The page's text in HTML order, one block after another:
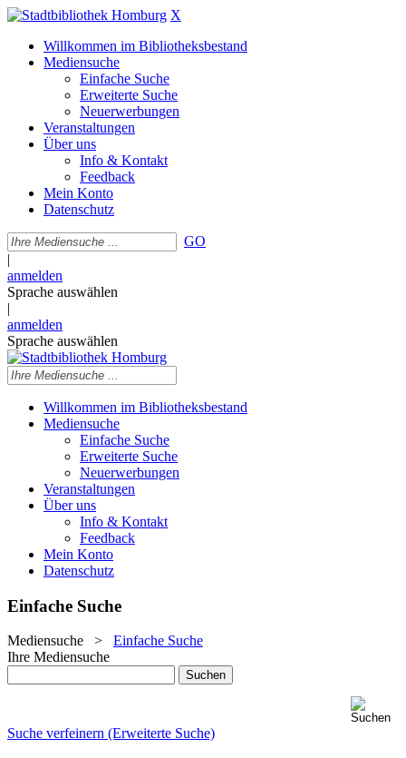
X
Willkommen im Bibliotheksbestand
Mediensuche
Einfache Suche
Erweiterte Suche
Neuerwerbungen
Veranstaltungen
Über uns
Info & Kontakt
Feedback
Mein Konto
Datenschutz
GO
|
anmelden
Sprache auswählen
|
anmelden
Sprache auswählen
Willkommen im Bibliotheksbestand
Mediensuche
Einfache Suche
Erweiterte Suche
Neuerwerbungen
Veranstaltungen
Über uns
Info & Kontakt
Feedback
Mein Konto
Datenschutz
Einfache Suche
Mediensuche > Einfache Suche
Ihre Mediensuche
Suche verfeinern (Erweiterte Suche)